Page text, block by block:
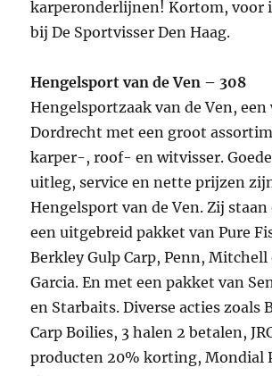
karperonderlijnen! Kortom, voor
bij De Sportvisser Den Haag.
Hengelsport van de Ven – 308
Hengelsportzaak van de Ven,
Dordrecht met een groot
karper-, roof- en witvisser.
uitleg, service en nette prijzen
Hengelsport van de Ven. Zij
een uitgebreid pakket van Pure
Berkley Gulp Carp, Penn, Mitchell
Garcia. En met een pakket van
en Starbaits. Diverse acties zoals
Carp Boilies, 3 halen 2 betalen,
producten 20% korting, Mondial